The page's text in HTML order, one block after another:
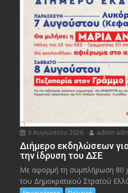
6 Αυγούστου 2026 admin
Διήμερο εκδηλώσεων
την ίδρυση του ΔΣΕ
Με αφορμή τη συμπλήρωση 80
του Δημοκρατικού Στρατού